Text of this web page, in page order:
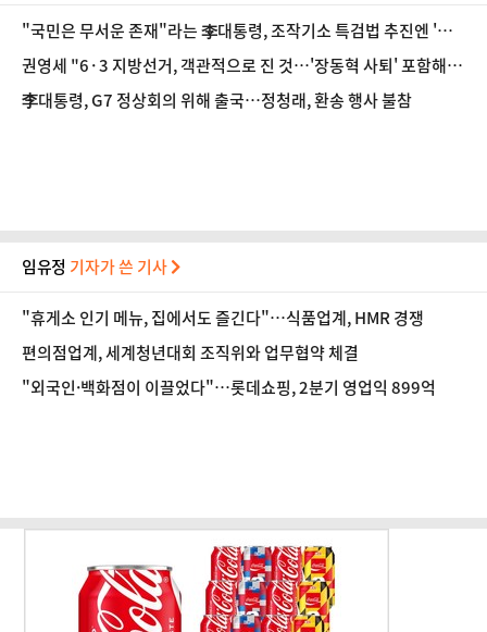
"국민은 무서운 존재"라는 李대통령, 조작기소 특검법 추진엔 '힘
싣기'
권영세 "6·3 지방선거, 객관적으로 진 것…'장동혁 사퇴' 포함해 논
의해야"
李대통령, G7 정상회의 위해 출국…정청래, 환송 행사 불참
임유정 기자가 쓴 기사
"휴게소 인기 메뉴, 집에서도 즐긴다"…식품업계, HMR 경쟁
편의점업계, 세계청년대회 조직위와 업무협약 체결
"외국인·백화점이 이끌었다"…롯데쇼핑, 2분기 영업익 899억